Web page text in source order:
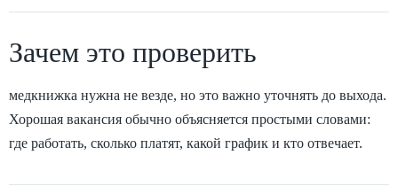
Зачем это проверить
медкнижка нужна не везде, но это важно уточнять до выхода.
Хорошая вакансия обычно объясняется простыми словами:
где работать, сколько платят, какой график и кто отвечает.